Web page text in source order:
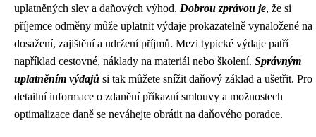
uplatněných slev a daňových výhod. Dobrou zprávou je, že si
příjemce odměny může uplatnit výdaje prokazatelně vynaložené na
dosažení, zajištění a udržení příjmů. Mezi typické výdaje patří
například cestovné, náklady na materiál nebo školení. Správným
uplatněním výdajů si tak můžete snížit daňový základ a ušetřit. Pro
detailní informace o zdanění příkazní smlouvy a možnostech
optimalizace daně se neváhejte obrátit na daňového poradce.